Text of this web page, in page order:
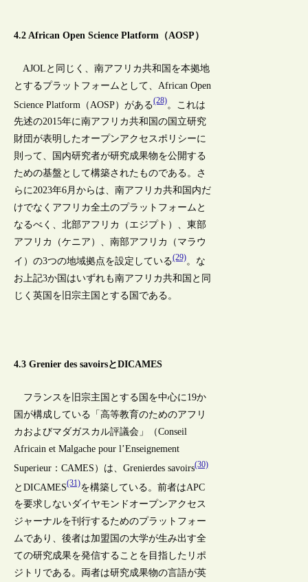
4.2 African Open Science Platform（AOSP）
AJOLと同じく、南アフリカ共和国を本拠地
とするプラットフォームとして、African Open
Science Platform（AOSP）がある(28)。これは
先述の2015年に南アフリカ共和国の国立研究
財団が表明したオープンアクセスポリシーに
則って、国内研究者が研究成果物を公開する
ための基盤として構築されたものである。さ
らに2023年6月からは、南アフリカ共和国内だ
けでなくアフリカ全土のプラットフォームと
なるべく、北部アフリカ（エジプト）、東部
アフリカ（ケニア）、南部アフリカ（マラウ
イ）の3つの地域拠点を設定している(29)。な
お上記3か国はいずれも南アフリカ共和国と同
じく英国を旧宗主国とする国である。
4.3 Grenier des savoirsとDICAMES
フランスを旧宗主国とする国を中心に19か
国が構成している「高等教育のためのアフリ
カおよびマダガスカル評議会」（Conseil
Africain et Malgache pour l’Enseignement
Superieur：CAMES）は、Grenierdes savoirs(30)
とDICAMES(31)を構築している。前者はAPC
を要求しないダイヤモンドオープンアクセス
ジャーナルを刊行するためのプラットフォー
ムであり、後者は加盟国の大学が生み出す全
ての研究成果を発信することを目指したリポ
ジトリである。両者は研究成果物の言語が英